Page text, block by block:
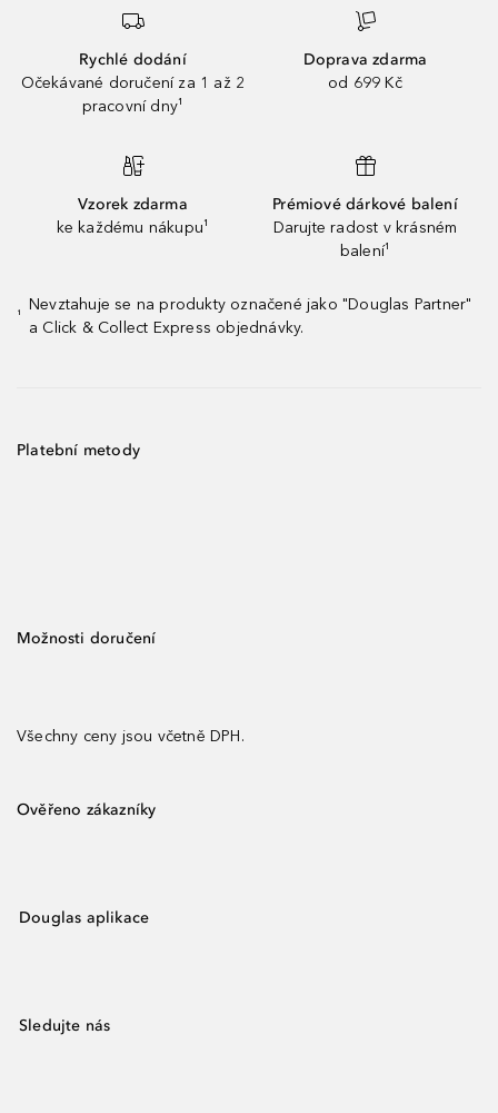
Rychlé dodání
Očekávané doručení za 1 až 2
pracovní dny¹
Doprava zdarma
od 699 Kč
Vzorek zdarma
ke každému nákupu¹
Prémiové dárkové balení
Darujte radost v krásném
balení¹
¹
Nevztahuje se na produkty označené jako "Douglas Partner"
a Click & Collect Express objednávky.
Platební metody
Možnosti doručení
Všechny ceny jsou včetně DPH.
Ověřeno zákazníky
Douglas aplikace
Sledujte nás